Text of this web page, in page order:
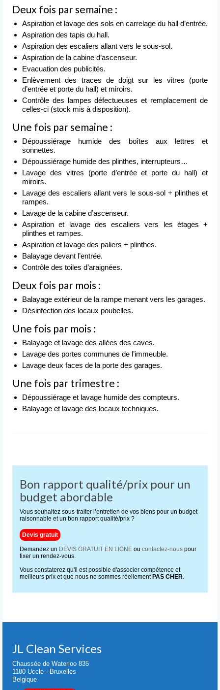
Nettoyage après événement
L’entreprise
de nettoyage
Devis
gratuit
Contact
Deux fois par semaine :
Aspiration et lavage des sols en carrelage du hall d’entrée.
Aspiration des tapis du hall.
Aspiration des escaliers allant vers le sous-sol.
Aspiration de la cabine d’ascenseur.
Evacuation des publicités.
Enlèvement des traces de doigt sur les vitres (porte
d’entrée et porte du hall) et miroirs.
Contrôle des lampes défectueuses et remplacement de
celles-ci (stock mis à disposition).
Une fois par semaine :
Dépoussiérage humide des boîtes aux lettres et
sonnettes.
Dépoussiérage humide des plinthes, interrupteurs…
Lavage des vitres (porte d’entrée et porte du hall) et
miroirs.
Lavage des escaliers allant vers le sous-sol + plinthes et
rampes.
Lavage de la cabine d’ascenseur.
Aspiration et lavage des escaliers vers les étages +
plinthes et rampes.
Aspiration et lavage des paliers + plinthes.
Balayage devant l’entrée.
Contrôle des toiles d’araignées.
Deux fois par mois :
Balayage extérieur de la rampe menant vers les garages.
Désinfection des locaux poubelles.
Une fois par mois :
Balayage et lavage des allées des caves.
Lavage des portes communes de l’immeuble.
Lavage deux faces de la porte des garages.
Une fois par trimestre :
Dépoussiérage et lavage humide des compteurs.
Balayage et lavage des locaux techniques.
Bon rapport qualité/prix pour un
budget abordable
Vous souhaitez sous-traiter l’entretien de vos biens pour un budget
raisonnable et un bon rapport qualité/prix ?
Devis gratuit
Demandez un DEVIS GRATUIT EN LIGNE ou contactez-nous pour
fixer un rendez-vous.
Vous constaterez qu'il est possible d'associer compétence et
meilleurs prix et que nous ne sommes réellementPAS CHER.
JL Clean Services
Chaussée de Waterloo 835
1180 Uccle - Bruxelles
Belgique